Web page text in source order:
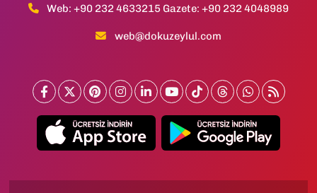
Web: +90 232 4633215 Gazete: +90 232 4048989
web@dokuzeylul.com